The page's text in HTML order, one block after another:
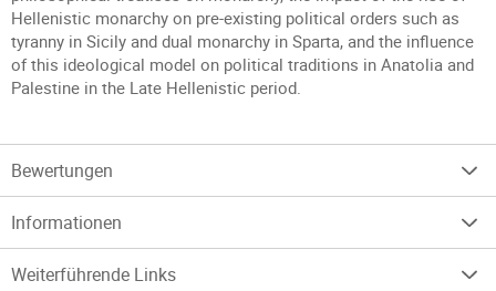
Hellenistic monarchy on pre-existing political orders such as
tyranny in Sicily and dual monarchy in Sparta, and the influence
of this ideological model on political traditions in Anatolia and
Palestine in the Late Hellenistic period.
Bewertungen
Informationen
Weiterführende Links